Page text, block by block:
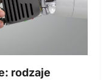
rodzaje